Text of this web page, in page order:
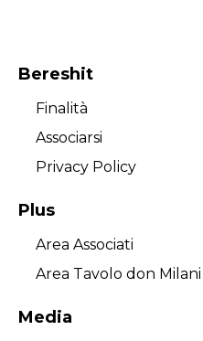
Bereshit
Finalità
Associarsi
Privacy Policy
Plus
Area Associati
Area Tavolo don Milani
Media